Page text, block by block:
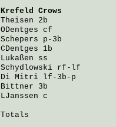
Krefeld Crows
Theisen 2b
ODentges cf
Schepers p-3b
CDentges 1b
Lukaßen ss
Schydlowski rf-lf
Di Mitri lf-3b-p
Bittner 3b
LJanssen c
Totals